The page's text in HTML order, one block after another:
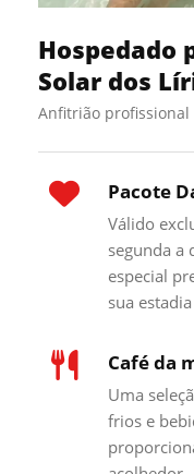
Hospedado
Solar dos
Anfitrião profissional
Pacote
Válido
segunda a
especial
sua
Café da
Uma
frios e